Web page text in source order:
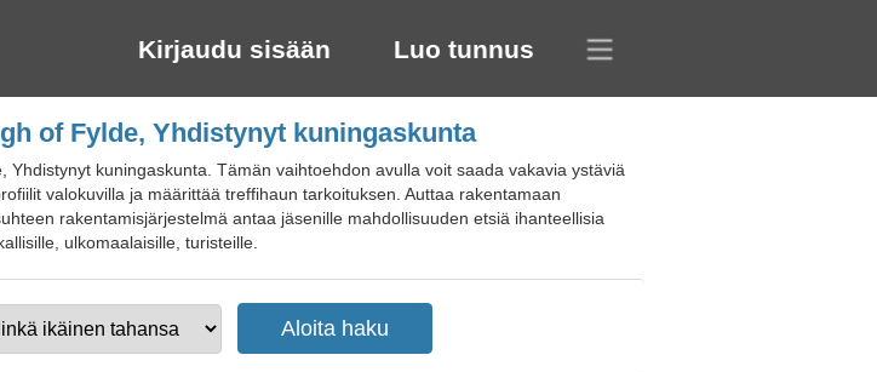
Kirjaudu sisään Luo tunnus
of Fylde, Yhdistynyt kuningaskunta
kuningaskunta. Tämän vaihtoehdon avulla voit saada vakavia ystäviä
valokuvilla ja määrittää treffihaun tarkoituksen. Auttaa rakentamaan
rakentamisjärjestelmä antaa jäsenille mahdollisuuden etsiä ihanteellisia
ulkomaalaisille, turisteille.